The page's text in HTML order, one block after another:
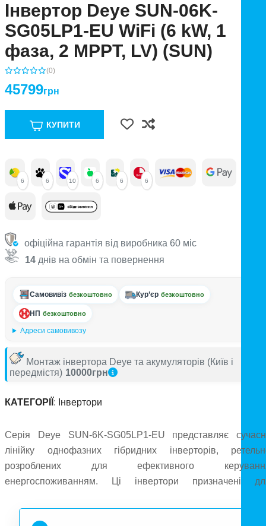
Інвертор Deye SUN-06K-
SG05LP1-EU WiFi (6 kW, 1
фаза, 2 MPPT, LV) (SUN)
(0)
45799грн
КУПИТИ
6 6 10 6 6 6
офіційна гарантія від виробника 60 міс
14 днів на обмін та повернення
Самовивіз безкоштовно Кур’єр безкоштовно
НП безкоштовно
Адреси самовивозу
Монтаж інвертора Deye та акумуляторів (Київ і
передмістя) 10000грн
КАТЕГОРІЇ : Інвертори
Серія Deye SUN-6K-SG05LP1-EU представляє
лінійку однофазних гібридних інверторів,
розроблених для ефективного
енергоспоживанням. Ці інвертори призначені
ідеальними як для житлових, так і для